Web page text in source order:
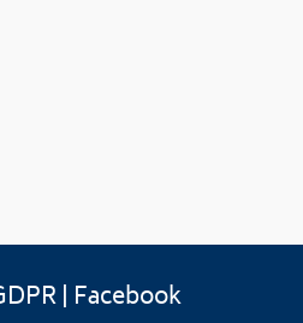
| Facebook